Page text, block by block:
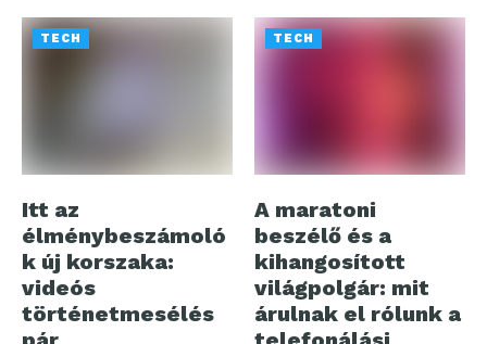
TECH
Itt az
élménybeszámoló
k új korszaka:
videós
történetmesélés
TECH
A maratoni
beszélő és a
kihangosított
világpolgár: mit
árulnak el rólunk a